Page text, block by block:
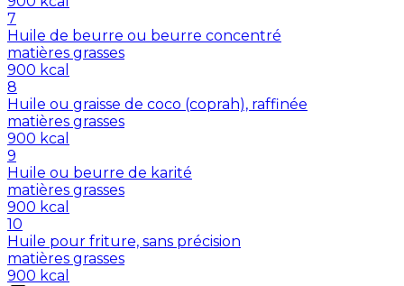
7
Huile de beurre ou beurre concentré
matières grasses
900 kcal
8
Huile ou graisse de coco (coprah), raffinée
matières grasses
900 kcal
9
Huile ou beurre de karité
matières grasses
900 kcal
10
Huile pour friture, sans précision
matières grasses
900 kcal